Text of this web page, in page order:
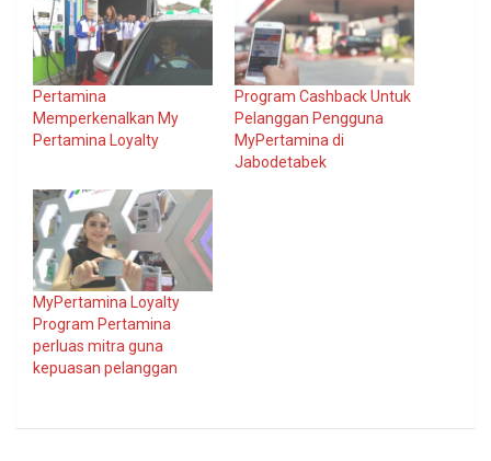
Pertamina
Memperkenalkan My
Pertamina Loyalty
Program Cashback Untuk
Pelanggan Pengguna
MyPertamina di
Jabodetabek
MyPertamina Loyalty
Program Pertamina
perluas mitra guna
kepuasan pelanggan